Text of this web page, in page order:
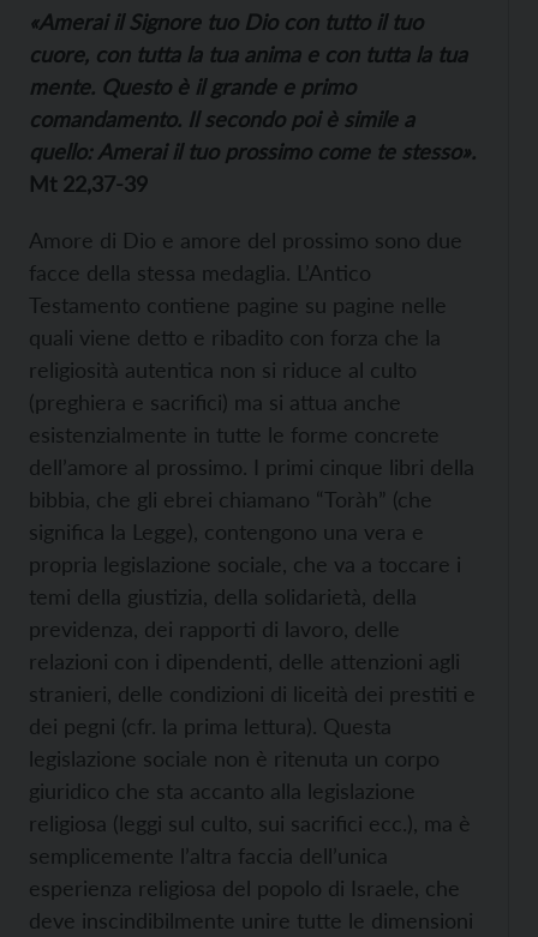
«Amerai il Signore tuo Dio con tutto il tuo
cuore, con tutta la tua anima e con tutta la tua
mente. Questo è il grande e primo
comandamento. Il secondo poi è simile a
quello: Amerai il tuo prossimo come te stesso».
Mt 22,37-39
Amore di Dio e amore del prossimo sono due
facce della stessa medaglia. L’Antico
Testamento contiene pagine su pagine nelle
quali viene detto e ribadito con forza che la
religiosità autentica non si riduce al culto
(preghiera e sacrifici) ma si attua anche
esistenzialmente in tutte le forme concrete
dell’amore al prossimo. I primi cinque libri della
bibbia, che gli ebrei chiamano “Toràh” (che
significa la Legge), contengono una vera e
propria legislazione sociale, che va a toccare i
temi della giustizia, della solidarietà, della
previdenza, dei rapporti di lavoro, delle
relazioni con i dipendenti, delle attenzioni agli
stranieri, delle condizioni di liceità dei prestiti e
dei pegni (cfr. la prima lettura). Questa
legislazione sociale non è ritenuta un corpo
giuridico che sta accanto alla legislazione
religiosa (leggi sul culto, sui sacrifici ecc.), ma è
semplicemente l’altra faccia dell’unica
esperienza religiosa del popolo di Israele, che
deve inscindibilmente unire tutte le dimensioni